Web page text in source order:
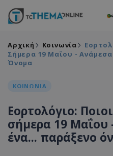
Αρχική Κοινωνία
Σήμερα 19 Μαΐου -
Όνομα
ΚΟΙΝΩΝΙΑ
Εορτολόγιο:
σήμερα 19 Μαΐου
ένα... παράξενο